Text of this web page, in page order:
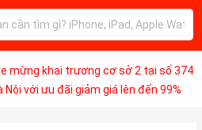
mừng khai trương cơ sở 2 tại số 374
Nội với ưu đãi giảm giá lên đến 99%